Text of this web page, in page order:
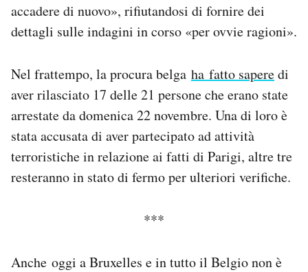
accadere di nuovo», rifiutandosi di fornire dei
dettagli sulle indagini in corso «per ovvie ragioni».
Nel frattempo, la procura belga ha fatto saperedi
aver rilasciato 17 delle 21 persone che erano state
arrestate da domenica 22 novembre. Una di loro è
stata accusata di aver partecipato ad attività
terroristiche in relazione ai fatti di Parigi, altre tre
resteranno in stato di fermo per ulteriori verifiche.
***
Anche oggi a Bruxelles e in tutto il Belgio non è